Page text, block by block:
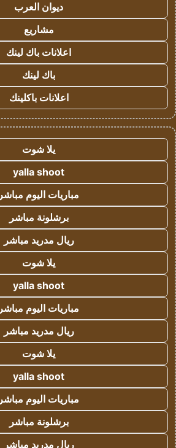
ديوان العرب
مشاريع
اعلانات باك لينك
باك لينك
اعلانات باكلينك
يلا شوت
yalla shoot
مباريات اليوم مباشر
برشلونة مباشر
ريال مدريد مباشر
يلا شوت
yalla shoot
مباريات اليوم مباشر
ريال مدريد مباشر
يلا شوت
yalla shoot
مباريات اليوم مباشر
برشلونة مباشر
ريال مدريد مباشر